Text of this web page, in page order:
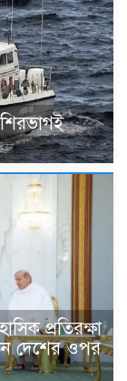
প্রতিরক্ষা
দেশের ওপর